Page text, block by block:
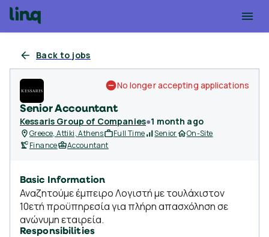
Back to jobs
Senior Accountant
Kessaris Group of Companies●1 month ago
No longer accepting applications
Greece, Attiki, Athens Full Time Senior
On-Site
Finance
Accountant
Basic Information
Αναζητούμε έμπειρο Λογιστή με τουλάχιστον
10ετή προϋπηρεσία για πλήρη απασχόληση σε
ανώνυμη εταιρεία.
Responsibilities